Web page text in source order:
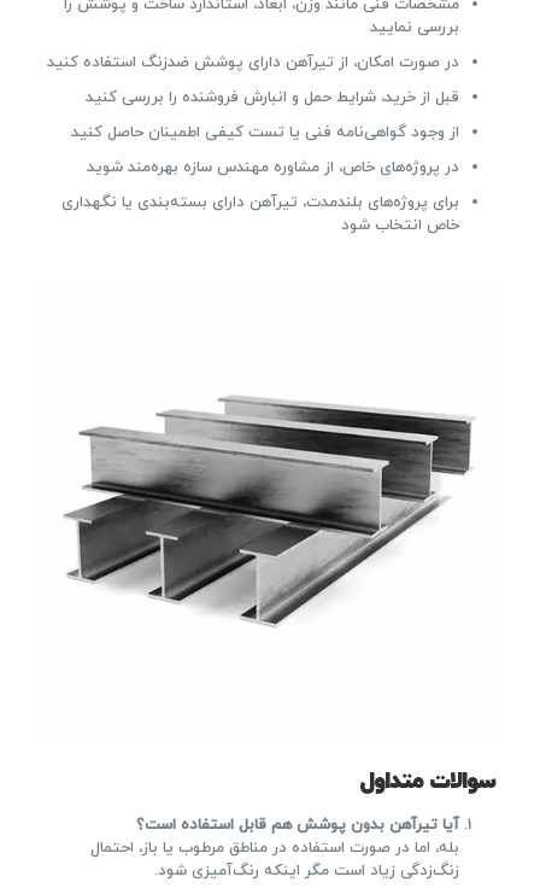
مشخصات فنی مانند وزن، ابعاد، استاندارد ساخت و پوشش را
بررسی نمایید
در صورت امکان، از تیرآهن دارای پوشش ضدزنگ استفاده کنید
قبل از خرید، شرایط حمل و انبارش فروشنده را بررسی کنید
از وجود گواهی‌نامه فنی یا تست کیفی اطمینان حاصل کنید
در پروژه‌های خاص، از مشاوره مهندس سازه بهره‌مند شوید
برای پروژه‌های بلندمدت، تیرآهن دارای بسته‌بندی یا نگهداری
خاص انتخاب شود
سوالات متداول
آیا تیرآهن بدون پوشش هم قابل استفاده است؟
بله، اما در صورت استفاده در مناطق مرطوب یا باز، احتمال
زنگ‌زدگی زیاد است مگر اینکه رنگ‌آمیزی شود.